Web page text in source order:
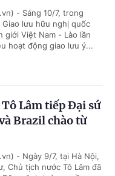
- Sáng 10/7, trong
Giao lưu hữu nghị quốc
giới Việt Nam - Lào lần
hoạt động giao lưu ý...
Lâm tiếp Đại sứ
Brazil chào từ
- Ngày 9/7, tại Hà Nội,
Chủ tịch nước Tô Lâm đã